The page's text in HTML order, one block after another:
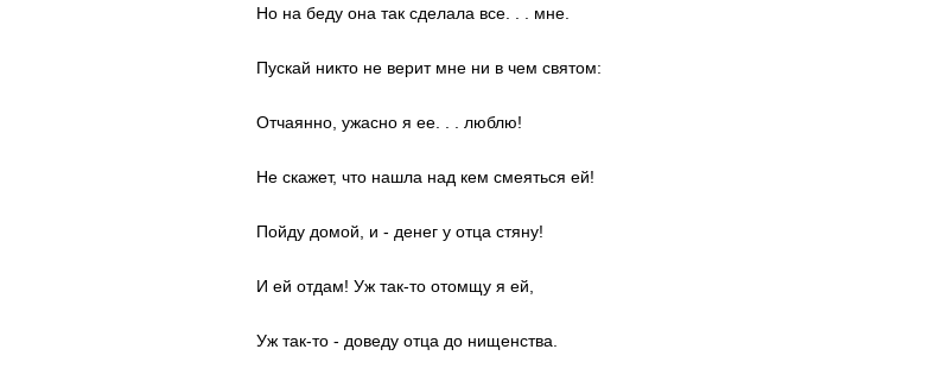
Но на беду она так сделала все. . . мне.
Пускай никто не верит мне ни в чем святом:
Отчаянно, ужасно я ее. . . люблю!
Не скажет, что нашла над кем смеяться ей!
Пойду домой, и - денег у отца стяну!
И ей отдам! Уж так-то отомщу я ей,
Уж так-то - доведу отца до нищенства.